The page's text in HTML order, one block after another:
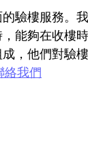
驗樓服務。
能夠在收樓
，他們對驗
絡我們